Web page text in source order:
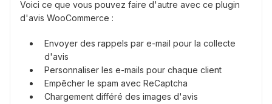
Voici ce que vous pouvez faire d'autre avec ce plugin
d'avis WooCommerce :
Envoyer des rappels par e-mail pour la collecte
d'avis
Personnaliser les e-mails pour chaque client
Empêcher le spam avec ReCaptcha
Chargement différé des images d'avis